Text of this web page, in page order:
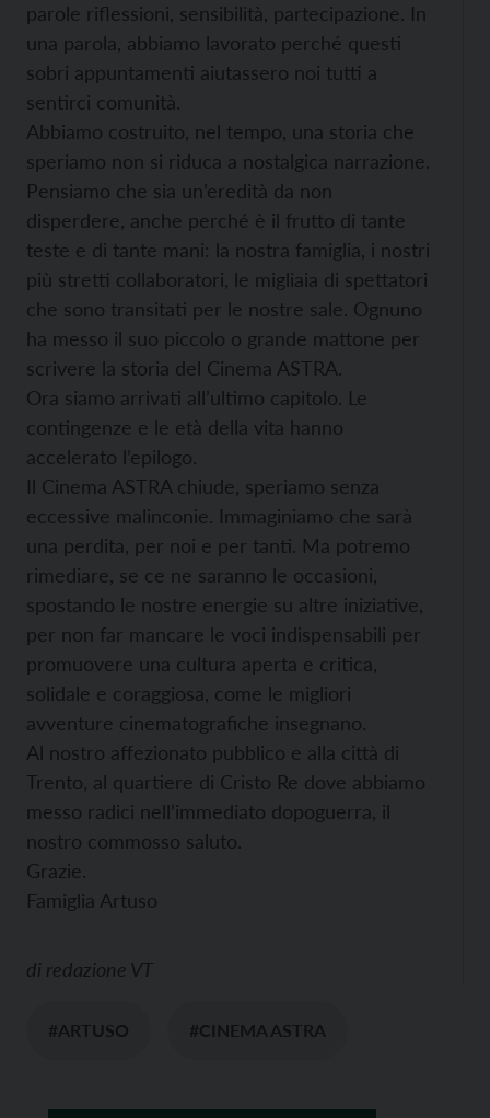
parole riflessioni, sensibilità, partecipazione. In
una parola, abbiamo lavorato perché questi
sobri appuntamenti aiutassero noi tutti a
sentirci comunità.
Abbiamo costruito, nel tempo, una storia che
speriamo non si riduca a nostalgica narrazione.
Pensiamo che sia un’eredità da non
disperdere, anche perché è il frutto di tante
teste e di tante mani: la nostra famiglia, i nostri
più stretti collaboratori, le migliaia di spettatori
che sono transitati per le nostre sale. Ognuno
ha messo il suo piccolo o grande mattone per
scrivere la storia del Cinema ASTRA.
Ora siamo arrivati all’ultimo capitolo. Le
contingenze e le età della vita hanno
accelerato l’epilogo.
Il Cinema ASTRA chiude, speriamo senza
eccessive malinconie. Immaginiamo che sarà
una perdita, per noi e per tanti. Ma potremo
rimediare, se ce ne saranno le occasioni,
spostando le nostre energie su altre iniziative,
per non far mancare le voci indispensabili per
promuovere una cultura aperta e critica,
solidale e coraggiosa, come le migliori
avventure cinematografiche insegnano.
Al nostro affezionato pubblico e alla città di
Trento, al quartiere di Cristo Re dove abbiamo
messo radici nell’immediato dopoguerra, il
nostro commosso saluto.
Grazie.
Famiglia Artuso
di redazione VT
#ARTUSO #CINEMA ASTRA